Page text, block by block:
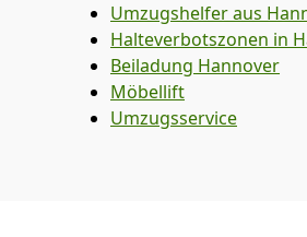
Umzugshelfer aus
Halteverbotszonen in
Beiladung Hannover
Möbellift
Umzugsservice